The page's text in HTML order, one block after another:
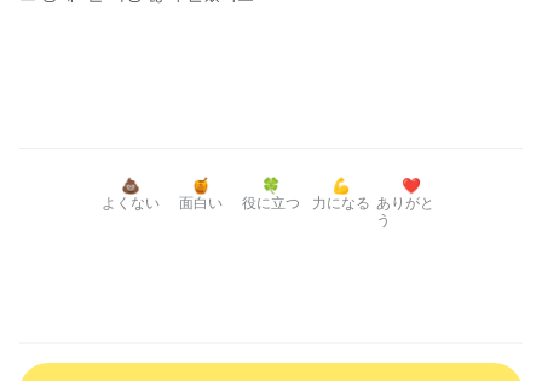
💩
よくない
🍯
面白い
🍀
役に立つ
💪
力になる
❤️
ありがと
う